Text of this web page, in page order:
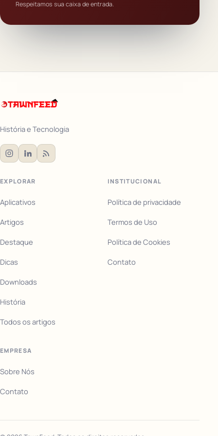
Respeitamos sua caixa de entrada.
História e Tecnologia
EXPLORAR
Aplicativos
Artigos
Destaque
Dicas
Downloads
História
Todos os artigos
INSTITUCIONAL
Política de privacidade
Termos de Uso
Política de Cookies
Contato
EMPRESA
Sobre Nós
Contato